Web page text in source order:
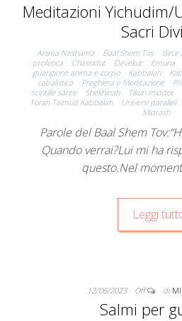
Meditazioni Yichudim/
Sacri
Anima Neshama Baal Shem Tov Birur
profetica
Chassidut Devekut Emuna
guarigione anima e corpo
Kabbalah
cabalistica
Preghiera e Meditazione
scintille sante
Shekhinah Tikun middot
Torah Talmud Kabbalah
Universi paralleli
Midrash
Parole del Baal Shem
Quando verrai?Lui mi ha
questo.Nel
Leggi
12/06/2023 Off di
Salmi per